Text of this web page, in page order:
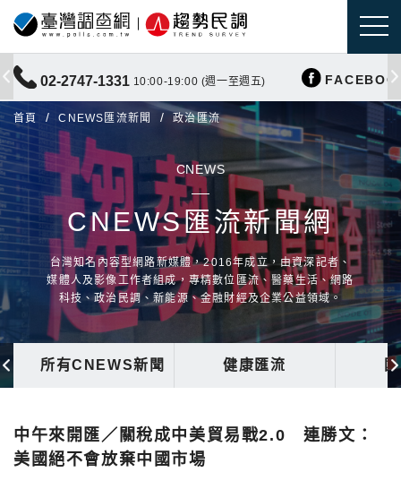
02-2747-1331 10:00-19:00 (週一至週五)
首頁 CNEWS匯流新聞 政治匯流
CNEWS
CNEWS匯流新聞網
台灣知名內容型網路新媒體，2016年成立，由資深記者、
媒體人及影像工作者組成，專精數位匯流、醫藥生活、網路
科技、政治民調、新能源、金融財經及企業公益領域。
所有CNEWS新聞 健康匯流
中午來開匯／關稅成中美貿易戰2.0 連勝文：
美國絕不會放棄中國市場